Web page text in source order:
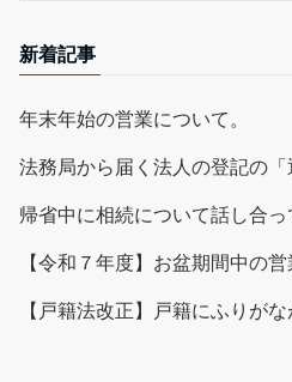
新着記事
年末年始の営業について。
法務局から届く法人の登記の「
帰省中に相続について話し合っ
【令和７年度】お盆期間中の営
【戸籍法改正】戸籍にふりがな